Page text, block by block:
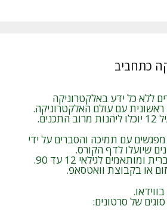
כתחביב
ללא כל ידע באלקטרוניקה
ראשונית עם עולם האלקטרוניקה.
מפגשים עם תמיכה והסברים על ידי
שיועלו לדף הקורס.
לגילאי 12 עד 90.
או בקבוצת וואטסאפ.
של סרטונים: